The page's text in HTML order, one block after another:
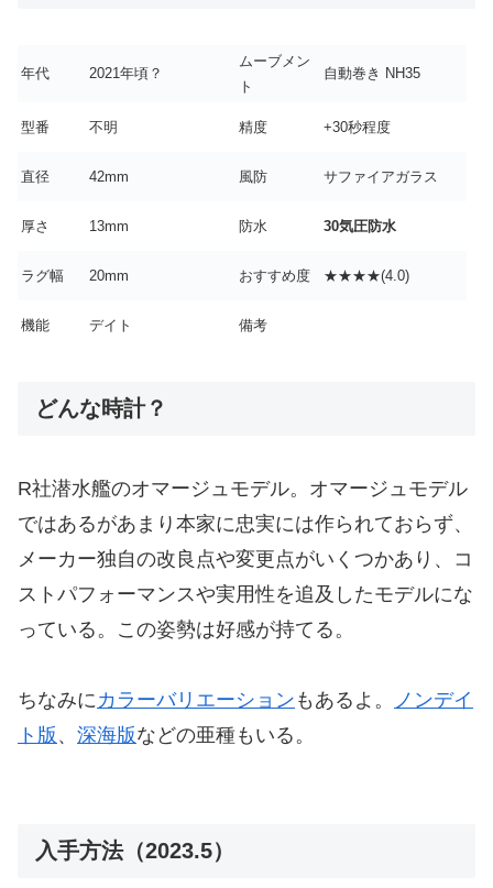
年代 2021年頃？
ムーブメン
ト
自動巻き NH35
型番 不明 精度 +30秒程度
直径 42mm 風防 サファイアガラス
厚さ 13mm 防水 30気圧防水
ラグ幅 20mm おすすめ度 ★★★★(4.0)
機能 デイト 備考
どんな時計？
R社潜水艦のオマージュモデル。オマージュモデル
ではあるがあまり本家に忠実には作られておらず、
メーカー独自の改良点や変更点がいくつかあり、コ
ストパフォーマンスや実用性を追及したモデルにな
っている。この姿勢は好感が持てる。
ちなみにカラーバリエーション もあるよ。
ノンデイ
ト版 、 深海版などの亜種もいる。
入手方法（2023.5）